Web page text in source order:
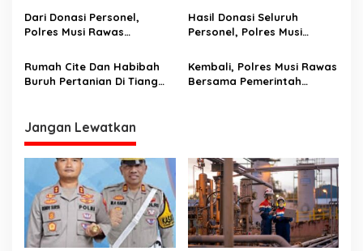
Program Bedah Rumah
Rumah Hasil Donasi
Personel
Dari Donasi Personel,
Polres Musi Rawas
Rumah Kedua di Desa
Ciptodadi I
Hasil Donasi Seluruh
Personel, Polres Musi
Romlah.
Rumah Cite Dan Habibah
Buruh Pertanian Di Tiang
Kembali, Polres Musi Rawas
Bersama Pemerintah
Jangan Lewatkan